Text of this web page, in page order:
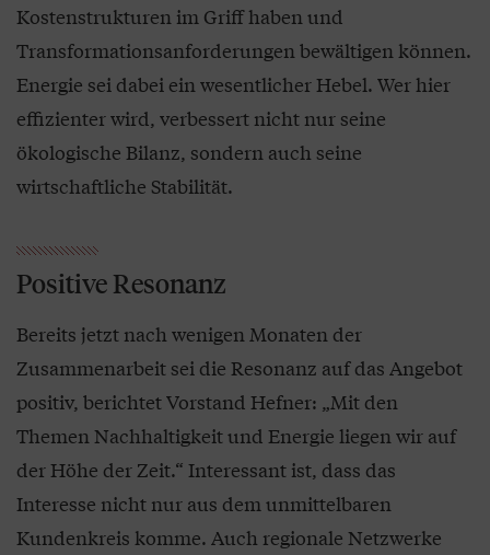
Kostenstrukturen im Griff haben und
Transformationsanforderungen bewältigen können.
Energie sei dabei ein wesentlicher Hebel. Wer hier
effizienter wird, verbessert nicht nur seine
ökologische Bilanz, sondern auch seine
wirtschaftliche Stabilität.
Positive Resonanz
Bereits jetzt nach wenigen Monaten der
Zusammenarbeit sei die Resonanz auf das Angebot
positiv, berichtet Vorstand Hefner: „Mit den
Themen Nachhaltigkeit und Energie liegen wir auf
der Höhe der Zeit.“ Interessant ist, dass das
Interesse nicht nur aus dem unmittelbaren
Kundenkreis komme. Auch regionale Netzwerke